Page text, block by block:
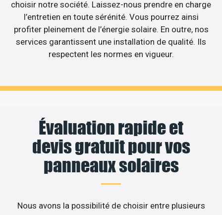
choisir notre société. Laissez-nous prendre en charge
l’entretien en toute sérénité. Vous pourrez ainsi
profiter pleinement de l’énergie solaire. En outre, nos
services garantissent une installation de qualité. Ils
respectent les normes en vigueur.
Évaluation rapide et
devis gratuit pour vos
panneaux solaires
Nous avons la possibilité de choisir entre plusieurs